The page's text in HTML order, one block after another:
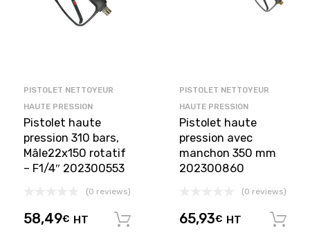
PISTOLET NETTOYEUR
HAUTE PRESSION
Pistolet haute
pression 310 bars,
Mâle22x150 rotatif
– F1/4″ 202300553
(0 reviews)
58,49€ HT Ajouter au panier
PISTOLET NETTOYEUR
HAUTE PRESSION
Pistolet haute
pression avec
manchon 350 mm
202300860
(0 reviews)
65,93€ HT